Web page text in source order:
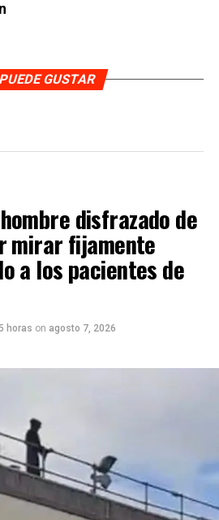
GUSTAR
disfrazado de
mirar fijamente
a los pacientes de
horas on agosto 7, 2026